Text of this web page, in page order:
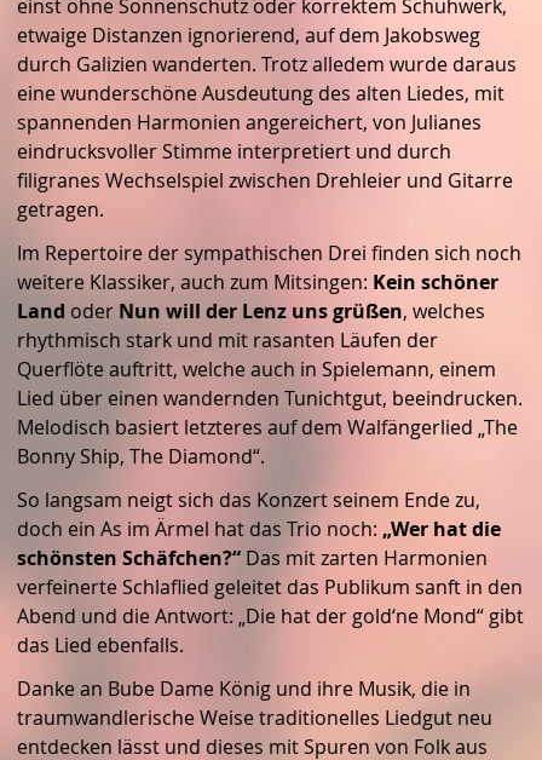
einst ohne Sonnenschutz oder korrektem Schuhwerk,
etwaige Distanzen ignorierend, auf dem Jakobsweg
durch Galizien wanderten. Trotz alledem wurde daraus
eine wunderschöne Ausdeutung des alten Liedes, mit
spannenden Harmonien angereichert, von Julianes
eindrucksvoller Stimme interpretiert und durch
filigranes Wechselspiel zwischen Drehleier und Gitarre
getragen.
Im Repertoire der sympathischen Drei finden sich noch
weitere Klassiker, auch zum Mitsingen: Kein schöner
Land oder Nun will der Lenz uns grüßen, welches
rhythmisch stark und mit rasanten Läufen der
Querflöte auftritt, welche auch in Spielemann, einem
Lied über einen wandernden Tunichtgut, beeindrucken.
Melodisch basiert letzteres auf dem Walfängerlied „The
Bonny Ship, The Diamond“.
So langsam neigt sich das Konzert seinem Ende zu,
doch ein As im Ärmel hat das Trio noch: „Wer hat die
schönsten Schäfchen?“ Das mit zarten Harmonien
verfeinerte Schlaflied geleitet das Publikum sanft in den
Abend und die Antwort: „Die hat der gold‘ne Mond“ gibt
das Lied ebenfalls.
Danke an Bube Dame König und ihre Musik, die in
traumwandlerische Weise traditionelles Liedgut neu
entdecken lässt und dieses mit Spuren von Folk aus